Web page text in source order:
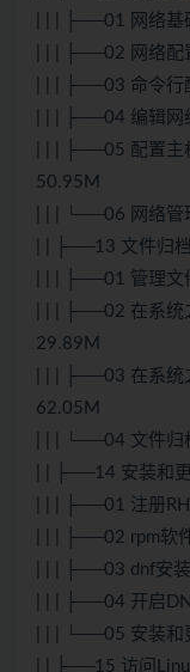
| | | ├──01 网络基
| | | ├──02 网络配
| | | ├──03 命令行
| | | ├──04 编辑网
| | | ├──05 配置主
50.95M
| | | └──06 网络管
| | ├──13 文件归
| | | ├──01 管理文
| | | ├──02 在系统
29.89M
| | | ├──03 在系统
62.05M
| | | └──04 文件归
| | ├──14 安装和
| | | ├──01 注册
| | | ├──02 rpm软
| | | ├──03 dnf安
| | | ├──04 开启
| | | └──05 安装和
| | ├──15 访问